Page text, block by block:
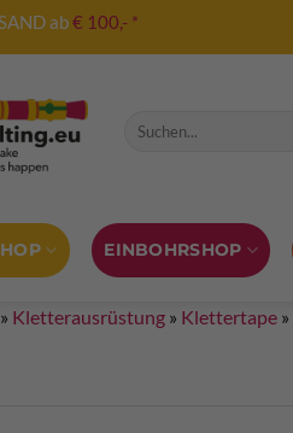
ab€ 100,- *
Suche nach:
EINBOHRSHOP
» Kletterausrüstung » Klettertape »